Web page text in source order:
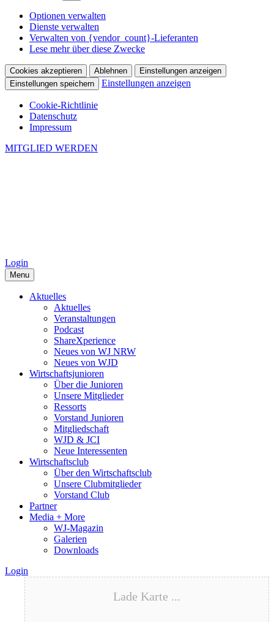
Optionen verwalten
Dienste verwalten
Verwalten von {vendor_count}-Lieferanten
Lese mehr über diese Zwecke
Cookies akzeptieren Ablehnen
Einstellungen anzeigen
Einstellungen speichern
Einstellungen anzeigen
Cookie-Richtlinie
Datenschutz
Impressum
MITGLIED WERDEN
Login
Menu
Aktuelles
Aktuelles
Veranstaltungen
Podcast
ShareXperience
Neues von WJ NRW
Neues von WJD
Wirtschaftsjunioren
Über die Junioren
Unsere Mitglieder
Ressorts
Vorstand Junioren
Mitgliedschaft
WJD & JCI
Neue Interessenten
Wirtschaftsclub
Über den Wirtschaftsclub
Unsere Clubmitglieder
Vorstand Club
Partner
Media + More
WJ-Magazin
Galerien
Downloads
Login
Lade Karte ...